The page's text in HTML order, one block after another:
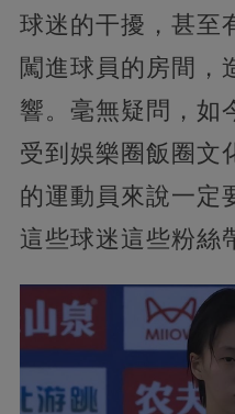
球迷的干擾，甚至
闖進球員的房間，
響。毫無疑問，如
受到娛樂圈飯圈文
的運動員來說一定
這些球迷這些粉絲